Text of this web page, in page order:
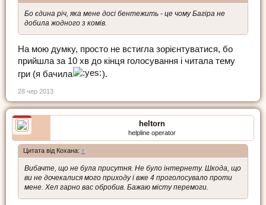
Бо єдина річ, яка мене досі бентежить - це чому Багіра не
добила жодного з комів.
На мою думку, просто не встигла зорієнтуватися, бо
прийшла за 10 хв до кінця голосування і читала тему
гри (я бачила
).
28 чер 2013
heltorn
helpline operator
Цитата від Кохана: ↑
Вибачте, що не була присутня. Не було інтернету. Шкода, що
ви не дочекалися мого приходу і вже 4 проголосувало проти
мене. Хел гарно вас обробив. Бажаю місту перемоги.